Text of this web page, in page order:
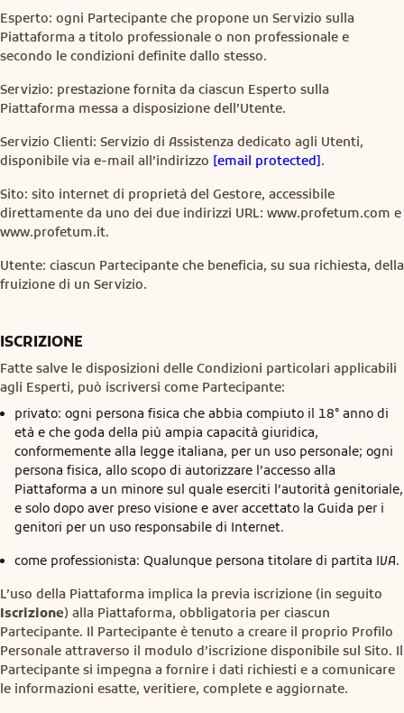
Esperto: ogni Partecipante che propone un Servizio sulla
Piattaforma a titolo professionale o non professionale e
secondo le condizioni definite dallo stesso.
Servizio: prestazione fornita da ciascun Esperto sulla
Piattaforma messa a disposizione dell’Utente.
Servizio Clienti: Servizio di Assistenza dedicato agli Utenti,
disponibile via e-mail all’indirizzo [email protected].
Sito: sito internet di proprietà del Gestore, accessibile
direttamente da uno dei due indirizzi URL: www.profetum.com e
www.profetum.it.
Utente: ciascun Partecipante che beneficia, su sua richiesta, della
fruizione di un Servizio.
ISCRIZIONE
Fatte salve le disposizioni delle Condizioni particolari applicabili
agli Esperti, può iscriversi come Partecipante:
privato: ogni persona fisica che abbia compiuto il 18° anno di
età e che goda della più ampia capacità giuridica,
conformemente alla legge italiana, per un uso personale; ogni
persona fisica, allo scopo di autorizzare l’accesso alla
Piattaforma a un minore sul quale eserciti l’autorità genitoriale,
e solo dopo aver preso visione e aver accettato la Guida per i
genitori per un uso responsabile di Internet.
come professionista: Qualunque persona titolare di partita IVA.
L’uso della Piattaforma implica la previa iscrizione (in seguito
Iscrizione) alla Piattaforma, obbligatoria per ciascun
Partecipante. Il Partecipante è tenuto a creare il proprio Profilo
Personale attraverso il modulo d’iscrizione disponibile sul Sito. Il
Partecipante si impegna a fornire i dati richiesti e a comunicare
le informazioni esatte, veritiere, complete e aggiornate.